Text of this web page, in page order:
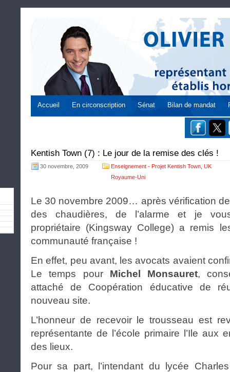
Accueil En circonscription Sénat Bilan de mandat
Kentish Town (7) : Le jour de la remise des clés !
30 novembre, 2009 Enseignement - Projet Kentish Town UK
Royaume-Uni
Le 30 novembre 2009… après vérification
des chaudières, de l’alarme et je
propriétaire (Kingsway College) a remis
communauté française !
En effet, peu avant, les avocats avaient
Le temps pour Michel Monsauret,
attaché de Coopération éducative de
nouveau site.
L’honneur de recevoir le trousseau est
représentante de l’école primaire l’Ile aux
des lieux.
Pour sa part, l’intendant du lycée